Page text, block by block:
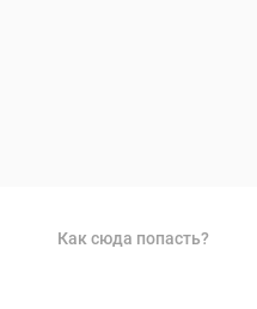
Как сюда попасть?